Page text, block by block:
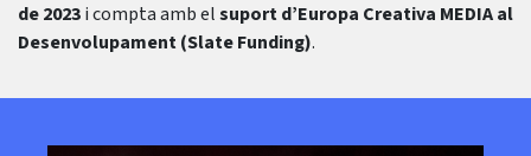
de 2023i compta amb elsuport d’Europa Creativa MEDIA al
Desenvolupament (Slate Funding).